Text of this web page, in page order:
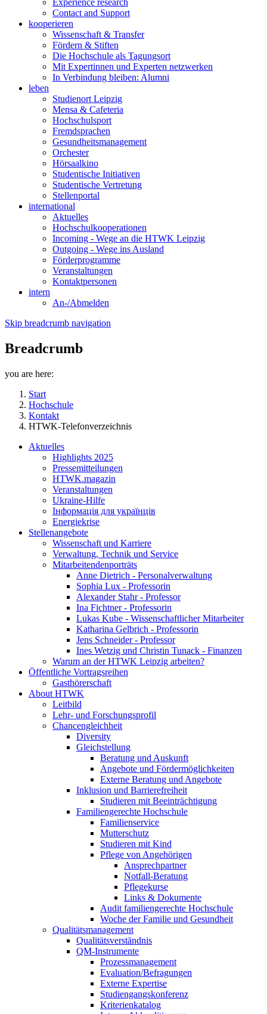
Experience research
Contact and Support
kooperieren
Wissenschaft & Transfer
Fördern & Stiften
Die Hochschule als Tagungsort
Mit Expertinnen und Experten netzwerken
In Verbindung bleiben: Alumni
leben
Studienort Leipzig
Mensa & Cafeteria
Hochschulsport
Fremdsprachen
Gesundheitsmanagement
Orchester
Hörsaalkino
Studentische Initiativen
Studentische Vertretung
Stellenportal
international
Aktuelles
Hochschulkooperationen
Incoming - Wege an die HTWK Leipzig
Outgoing - Wege ins Ausland
Förderprogramme
Veranstaltungen
Kontaktpersonen
intern
An-/Abmelden
Skip breadcrumb navigation
Breadcrumb
you are here:
Start
Hochschule
Kontakt
HTWK-Telefonverzeichnis
Aktuelles
Highlights 2025
Pressemitteilungen
HTWK.magazin
Veranstaltungen
Ukraine-Hilfe
Інформація для українців
Energiekrise
Stellenangebote
Wissenschaft und Karriere
Verwaltung, Technik und Service
Mitarbeitendenporträts
Anne Dietrich - Personalverwaltung
Sophia Lux - Professorin
Alexander Stahr - Professor
Ina Fichtner - Professorin
Lukas Kube - Wissenschaftlicher Mitarbeiter
Katharina Gelbrich - Professorin
Jens Schneider - Professor
Ines Wetzig und Christin Tunack - Finanzen
Warum an der HTWK Leipzig arbeiten?
Öffentliche Vortragsreihen
Gasthörerschaft
About HTWK
Leitbild
Lehr- und Forschungsprofil
Chancengleichheit
Diversity
Gleichstellung
Beratung und Auskunft
Angebote und Fördermöglichkeiten
Externe Beratung und Angebote
Inklusion und Barrierefreiheit
Studieren mit Beeinträchtigung
Familiengerechte Hochschule
Familienservice
Mutterschutz
Studieren mit Kind
Pflege von Angehörigen
Ansprechpartner
Notfall-Beratung
Pflegekurse
Links & Dokumente
Audit familiengerechte Hochschule
Woche der Familie und Gesundheit
Qualitätsmanagement
Qualitätsverständnis
QM-Instrumente
Prozessmanagement
Evaluation/Befragungen
Externe Expertise
Studiengangskonferenz
Kriterienkatalog